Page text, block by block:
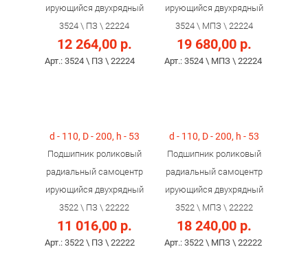
ирующийся двухрядный
3524 \ ПЗ \ 22224
12 264,00 р.
Арт.: 3524 \ ПЗ \ 22224
ирующийся двухрядный
3524 \ МПЗ \ 22224
19 680,00 р.
Арт.: 3524 \ МПЗ \ 22224
d - 110, D - 200, h - 53
Подшипник роликовый
радиальный самоцентр
ирующийся двухрядный
3522 \ ПЗ \ 22222
11 016,00 р.
Арт.: 3522 \ ПЗ \ 22222
d - 110, D - 200, h - 53
Подшипник роликовый
радиальный самоцентр
ирующийся двухрядный
3522 \ МПЗ \ 22222
18 240,00 р.
Арт.: 3522 \ МПЗ \ 22222